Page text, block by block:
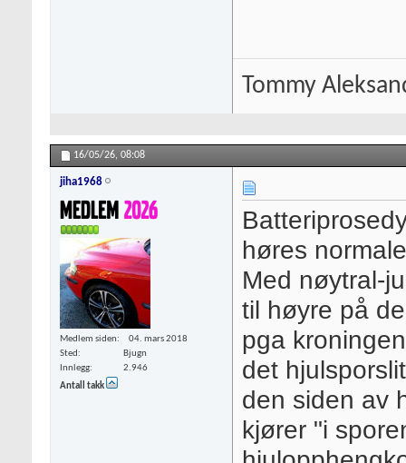
Tommy
16/05/26, 08:08
jiha1968
Medlem siden
04. mars 2018
Sted
Bjugn
Innlegg
2.946
Antall takk
høres
Med nøytral-
til høyre på
pga
det
den siden av
kjører "i